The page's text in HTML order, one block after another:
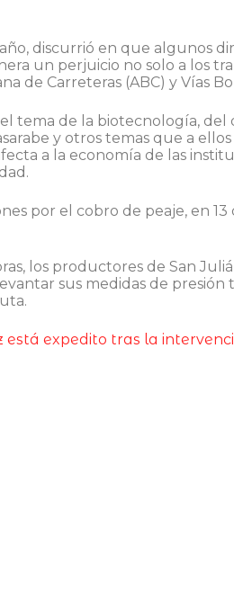
discurrió en que algunos
un perjuicio no solo a los
de Carreteras (ABC) y Vías
tema de la biotecnología, del
y otros temas que a
a la economía de las
por el cobro de peaje, en
los productores de San
sus medidas de presión
expedito tras la